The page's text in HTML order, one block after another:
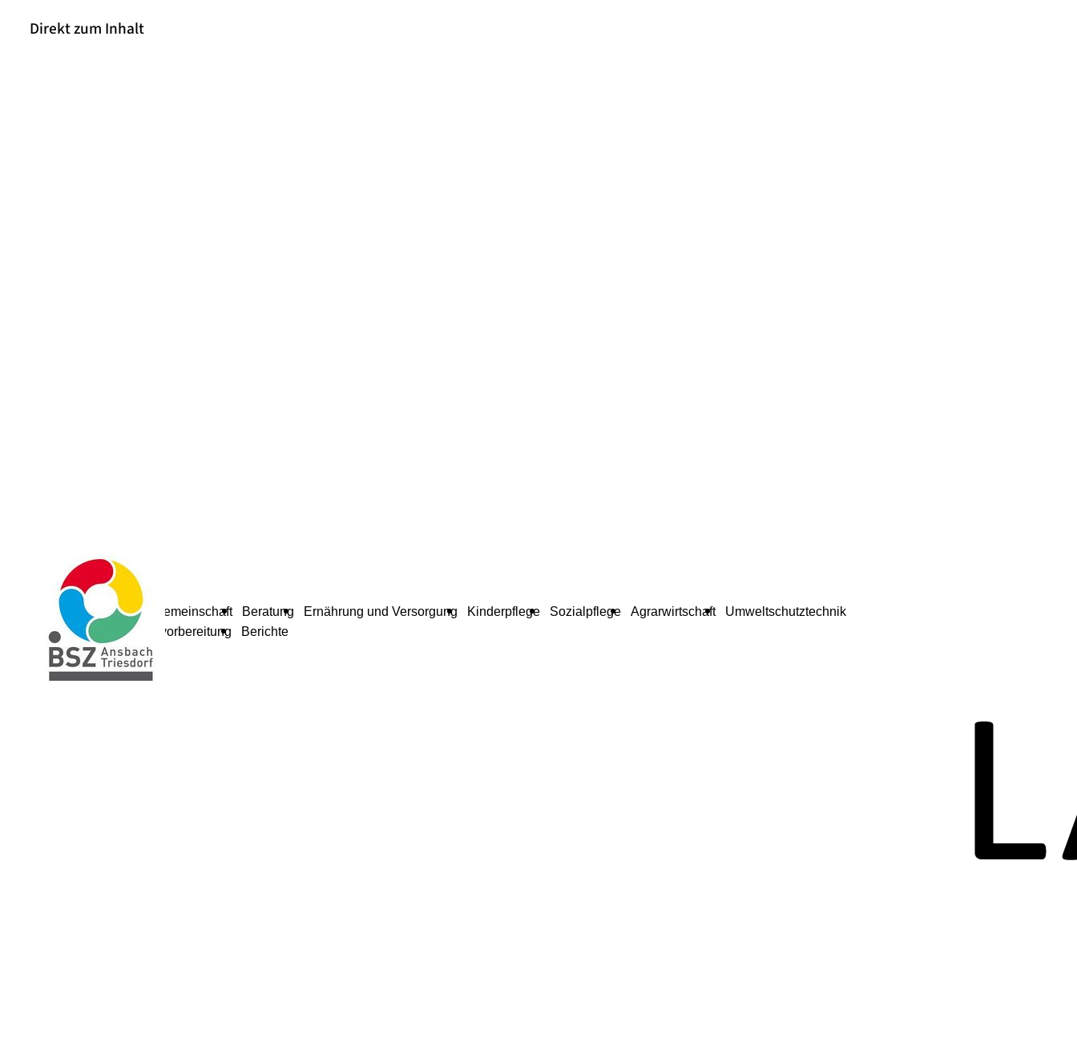
Direkt zum Inhalt
Schulgemeinschaft Beratung Ernährung und Versorgung Kinderpflege Sozialpflege Agrarwirtschaft
Umweltschutztechnik
Berufsvorbereitung
Berichte